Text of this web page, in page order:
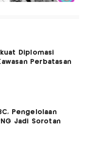
Diplomasi
Perbatasan
Pengelolaan
Jadi Sorotan